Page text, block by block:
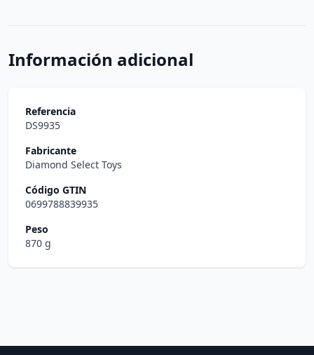
Información adicional
Referencia
DS9935
Fabricante
Diamond Select Toys
Código GTIN
0699788839935
Peso
870 g